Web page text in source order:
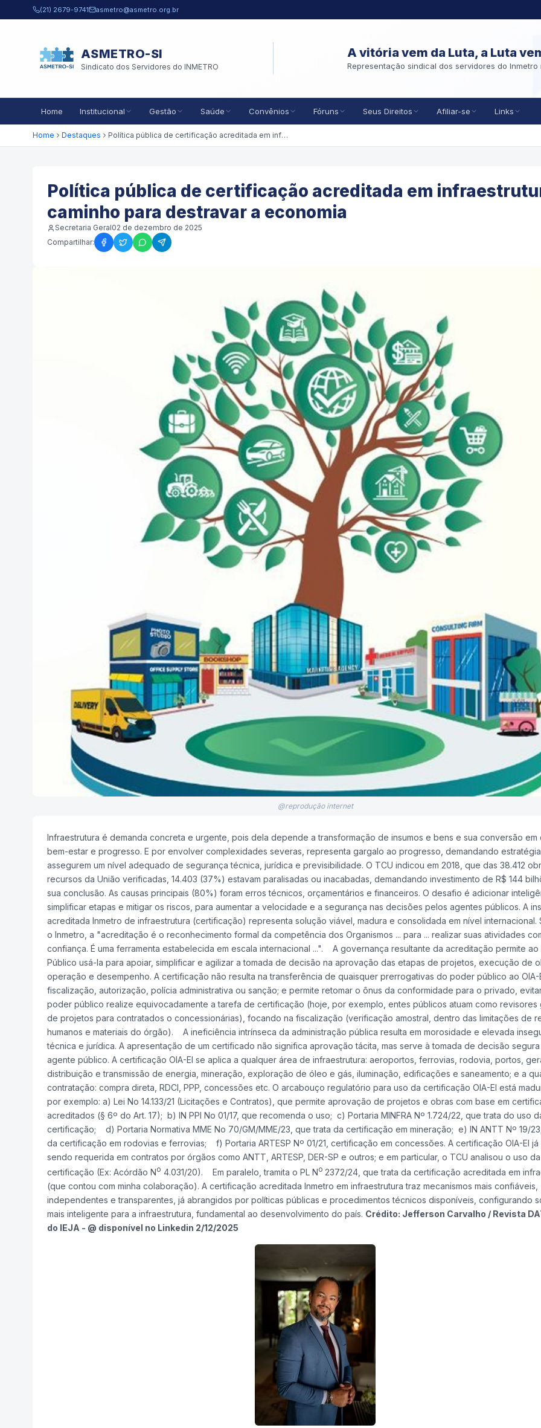
Pular para o conteúdo principal
(21) 2679-9741 asmetro@asmetro.org.br
ASMETRO-SI
Sindicato dos Servidores do INMETRO
A vitória vem da Luta, a Luta
Representação sindical dos servidores do Inmetro
Home Institucional Gestão Saúde Convênios Fóruns Seus Direitos Afiliar-se Links
Home Destaques Política pública de certificação acreditada em infraestrutura – caminho para destravar a economia
Política pública de certificação acreditada em
caminho para destravar a economia
Secretaria Geral02 de dezembro de 2025
Compartilhar:
@reprodução internet
Infraestrutura é demanda concreta e urgente, pois dela depende a transformação de insumos e bens e sua conversão em
bem-estar e progresso. E por envolver complexidades severas, representa gargalo ao progresso, demandando
assegurem um nível adequado de segurança técnica, jurídica e previsibilidade. O TCU indicou em 2018, que das 38.412
recursos da União verificadas, 14.403 (37%) estavam paralisadas ou inacabadas, demandando investimento de R$ 144
sua conclusão. As causas principais (80%) foram erros técnicos, orçamentários e financeiros. O desafio é adicionar
simplificar etapas e mitigar os riscos, para aumentar a velocidade e a segurança nas decisões pelos agentes públicos. A
acreditada Inmetro de infraestrutura (certificação) representa solução viável, madura e consolidada em nível internacional.
o Inmetro, a "acreditação é o reconhecimento formal da competência dos Organismos ... para ... realizar suas atividades
confiança. É uma ferramenta estabelecida em escala internacional ...". A governança resultante da acreditação permite ao
Público usá-la para apoiar, simplificar e agilizar a tomada de decisão na aprovação das etapas de projetos, execução de
operação e desempenho. A certificação não resulta na transferência de quaisquer prerrogativas do poder público ao OIA-
fiscalização, autorização, polícia administrativa ou sanção; e permite retomar o ônus da conformidade para o privado,
poder público realize equivocadamente a tarefa de certificação (hoje, por exemplo, entes públicos atuam como revisores
de projetos para contratados o concessionárias), focando na fiscalização (verificação amostral, dentro das limitações de
humanos e materiais do órgão). A ineficiência intrínseca da administração pública resulta em morosidade e elevada
técnica e jurídica. A apresentação de um certificado não significa aprovação tácita, mas serve à tomada de decisão
agente público. A certificação OIA-EI se aplica a qualquer área de infraestrutura: aeroportos, ferrovias, rodovia, portos,
distribuição e transmissão de energia, mineração, exploração de óleo e gás, iluminação, edificações e saneamento; e a
contratação: compra direta, RDCI, PPP, concessões etc. O arcabouço regulatório para uso da certificação OIA-EI está
por exemplo: a) Lei No 14.133/21 (Licitações e Contratos), que permite aprovação de projetos e obras com base em
acreditados (§ 6º do Art. 17); b) IN PPI No 01/17, que recomenda o uso; c) Portaria MINFRA Nº 1.724/22, que trata do uso
certificação; d) Portaria Normativa MME No 70/GM/MME/23, que trata da certificação em mineração; e) IN ANTT Nº 19/
da certificação em rodovias e ferrovias; f) Portaria ARTESP Nº 01/21, certificação em concessões. A certificação OIA-EI já
sendo requerida em contratos por órgãos como ANTT, ARTESP, DER-SP e outros; e em particular, o TCU analisou o uso da
certificação (Ex: Acórdão No 4.031/20). Em paralelo, tramita o PL No 2372/24, que trata da certificação acreditada em
(que contou com minha colaboração). A certificação acreditada Inmetro em infraestrutura traz mecanismos mais confiáveis,
independentes e transparentes, já abrangidos por políticas públicas e procedimentos técnicos disponíveis, configurando
mais inteligente para a infraestrutura, fundamental ao desenvolvimento do país. Crédito: Jefferson Carvalho / Revista
do IEJA - @ disponível no Linkedin 2/12/2025